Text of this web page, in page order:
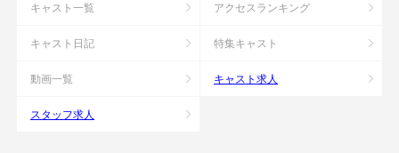
キャスト一覧 アクセスランキング
キャスト日記 特集キャスト
動画一覧 キャスト求人
スタッフ求人